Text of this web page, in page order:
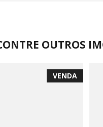
OUTROS
VENDA